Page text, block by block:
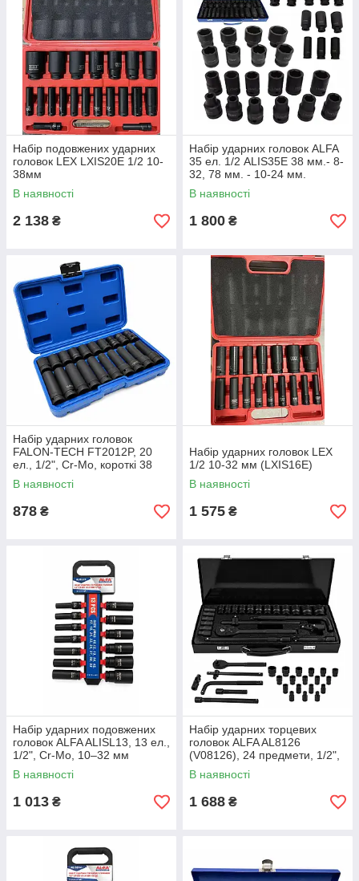
Набір подовжених ударних
головок LEX LXIS20E 1/2 10-
38мм
В наявності
2 138 ₴
Набір ударних головок ALFA
35 ел. 1/2 ALIS35E 38 мм.- 8-
32, 78 мм. - 10-24 мм.
В наявності
1 800 ₴
Набір ударних головок
FALON-TECH FT2012P, 20
ел., 1/2", Cr-Mo, короткі 38
мм та довгі 78 мм, 10–19 мм,
у пластиковому кейсі
В наявності
878 ₴
Набір ударних головок LEX
1/2 10-32 мм (LXIS16E)
В наявності
1 575 ₴
Набір ударних подовжених
головок ALFA ALISL13, 13 ел.,
1/2", Cr-Mo, 10–32 мм
В наявності
1 013 ₴
Набір ударних торцевих
головок ALFA AL8126
(V08126), 24 предмети, 1/2",
6-гранні, 8–32 мм, Cr-Mo, у
металевому кейсі
В наявності
1 688 ₴